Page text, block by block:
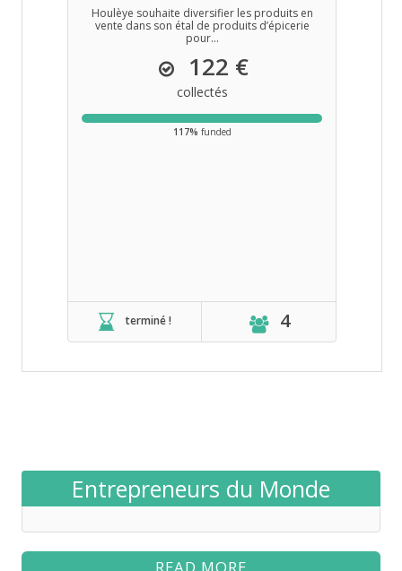
Houlèye souhaite diversifier les produits en
vente dans son étal de produits d’épicerie
pour...
122 €
collectés
117% funded
terminé ! 4
Entrepreneurs du Monde
READ MORE